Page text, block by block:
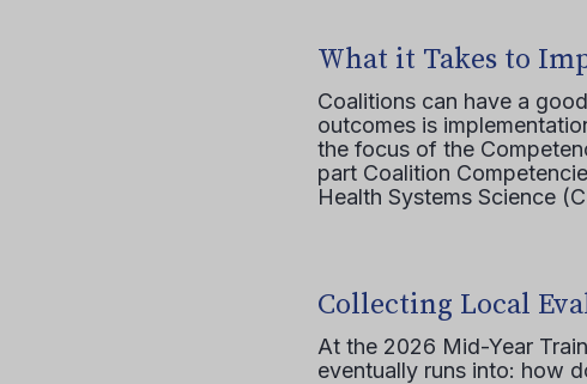
What it Takes to
Coalitions can have a
outcomes is
the focus of the
part Coalition
Health Systems Science
Collecting Local
At the 2026 Mid-Year
eventually runs into: how